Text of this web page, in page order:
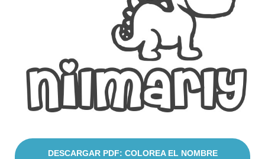
DESCARGAR PDF: COLOREA EL NOMBRE